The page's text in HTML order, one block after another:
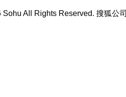
All Rights Reserved. 搜狐公司